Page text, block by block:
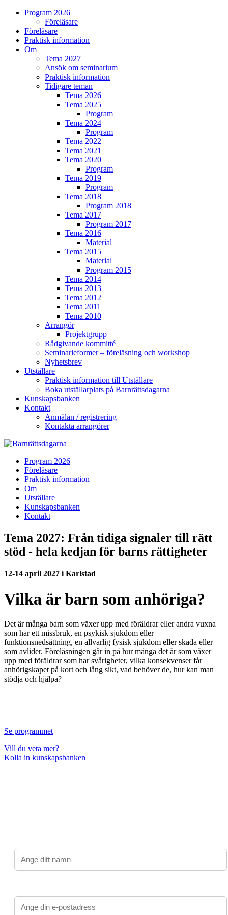
Program 2026
Föreläsare
Föreläsare
Praktisk information
Om
Tema 2027
Ansök om seminarium
Praktisk information
Tidigare teman
Tema 2026
Tema 2025
Program
Tema 2024
Program
Tema 2022
Tema 2021
Tema 2020
Program
Tema 2019
Program
Tema 2018
Program 2018
Tema 2017
Program 2017
Tema 2016
Material
Tema 2015
Material
Program 2015
Tema 2014
Tema 2013
Tema 2012
Tema 2011
Tema 2010
Arrangör
Projektgrupp
Rådgivande kommitté
Seminarieformer – föreläsning och workshop
Nyhetsbrev
Utställare
Praktisk information till Utställare
Boka utställarplats på Barnrättsdagarna
Kunskapsbanken
Kontakt
Anmälan / registrering
Kontakta arrangörer
Program 2026
Föreläsare
Praktisk information
Om
Utställare
Kunskapsbanken
Kontakt
Tema 2027: Från tidiga signaler till rätt
stöd - hela kedjan för barns rättigheter
12-14 april 2027 i Karlstad
Vilka är barn som anhöriga?
Det är många barn som växer upp med föräldrar eller andra vuxna
som har ett missbruk, en psykisk sjukdom eller
funktionsnedsättning, en allvarlig fysisk sjukdom eller skada eller
som avlider. Föreläsningen går in på hur många det är som växer
upp med föräldrar som har svårigheter, vilka konsekvenser får
anhörigskapet på kort och lång sikt, vad behöver de, hur kan man
stödja och hjälpa?
Se programmet
Vill du veta mer?
Kolla in kunskapsbanken